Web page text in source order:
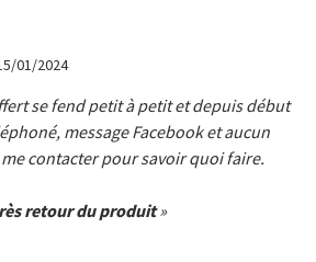
01/2024
se fend petit à petit et depuis début
message Facebook et aucun
contacter pour savoir quoi faire.
retour du produit